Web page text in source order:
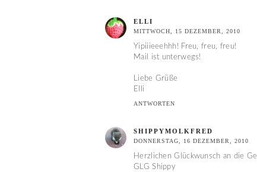
ELLI
MITTWOCH, 15 DEZEMBER, 2010
Yipiiieeehhh! Freu, freu, freu!
Mail ist unterwegs!
Liebe Grüße
Elli
ANTWORTEN
SHIPPYMOLKFRED
DONNERSTAG, 16 DEZEMBER, 2010
Herzlichen Glückwunsch an die
GLG Shippy